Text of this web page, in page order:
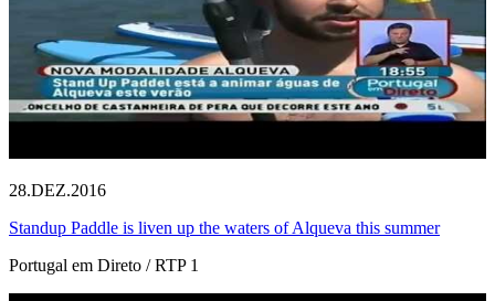
28.DEZ.2016
Standup Paddle is liven up the waters of Alqueva this summer
Portugal em Direto / RTP 1